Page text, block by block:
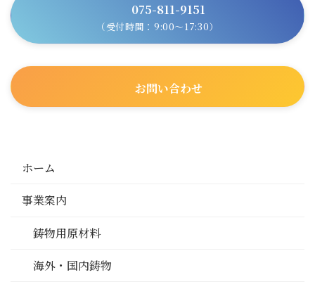
075-811-9151
（受付時間：9:00～17:30）
お問い合わせ
ホーム
事業案内
鋳物用原材料
海外・国内鋳物